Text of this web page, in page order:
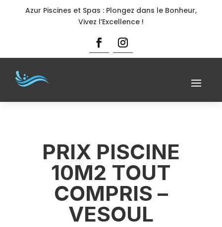
Azur Piscines et Spas : Plongez dans le Bonheur,
Vivez l’Excellence !
PRIX PISCINE
10M2 TOUT
COMPRIS –
VESOUL